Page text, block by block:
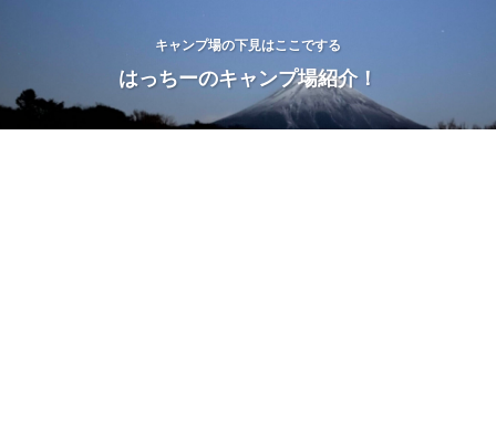
キャンプ場の下見はここでする
はっちーのキャンプ場紹介！